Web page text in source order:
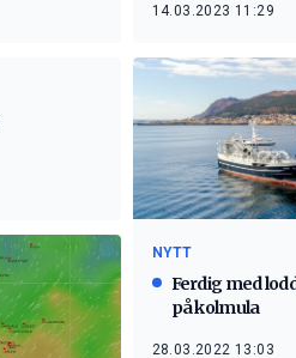
14.03.2023 11:29
NYTT
Ferdig med
på kolmula
28.03.2022 13:03